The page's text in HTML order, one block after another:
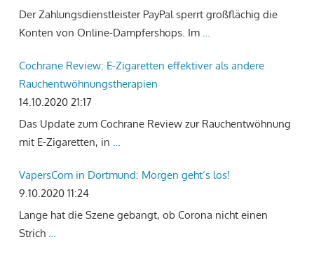
Der Zahlungsdienstleister PayPal sperrt großflächig die
Konten von Online-Dampfershops. Im …
Cochrane Review: E-Zigaretten effektiver als andere
Rauchentwöhnungstherapien
14.10.2020 21:17
Das Update zum Cochrane Review zur Rauchentwöhnung
mit E-Zigaretten, in …
VapersCom in Dortmund: Morgen geht‘s los!
9.10.2020 11:24
Lange hat die Szene gebangt, ob Corona nicht einen
Strich …